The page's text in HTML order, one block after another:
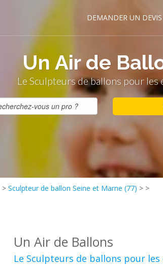
DEMANDER UN DEVIS
Un Air de
Le Sculpteurs de ballons pour les
> Sculpteur de ballon Seine et Marne (77) > >
Un Air de Ballons
Le Sculpteurs de ballons pour